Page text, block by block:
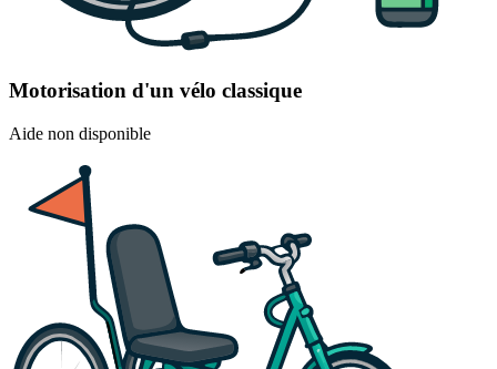
Motorisation d'un vélo classique
Aide non disponible